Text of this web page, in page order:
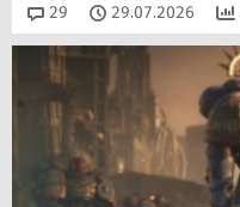
29 Kommentare
29.07.2026